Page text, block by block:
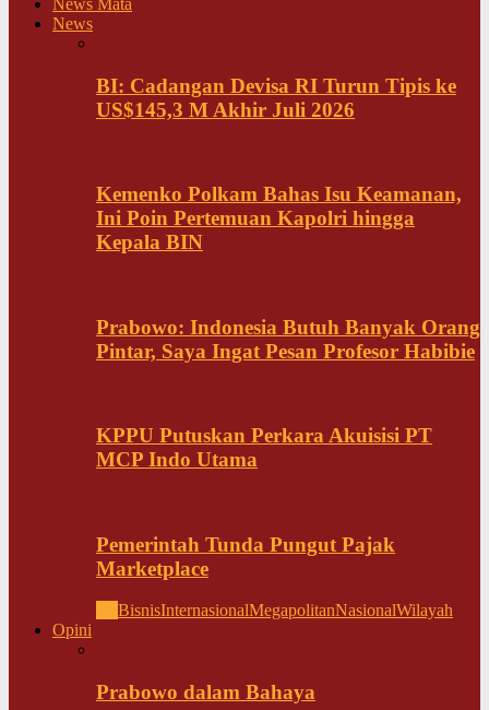
News Mata
News
BI: Cadangan Devisa RI Turun Tipis ke
US$145,3 M Akhir Juli 2026
Kemenko Polkam Bahas Isu Keamanan,
Ini Poin Pertemuan Kapolri hingga
Kepala BIN
Prabowo: Indonesia Butuh Banyak Orang
Pintar, Saya Ingat Pesan Profesor Habibie
KPPU Putuskan Perkara Akuisisi PT
MCP Indo Utama
Pemerintah Tunda Pungut Pajak
Marketplace
BisnisInternasionalMegapolitanNasionalWilayah
Opini
Prabowo dalam Bahaya